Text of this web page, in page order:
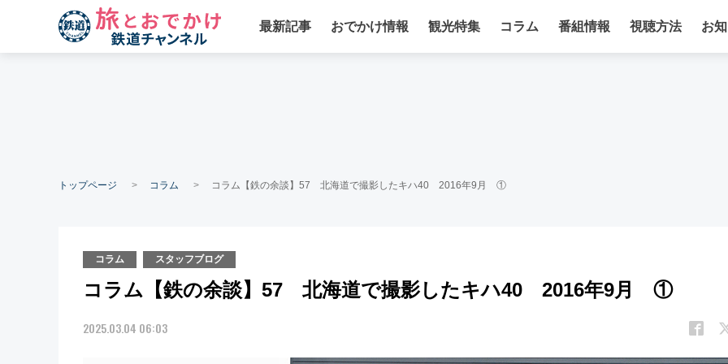
最新記事 おでかけ情報 観光特集 コラム 番組情報 視聴方法 お
トップページ コラム コラム【鉄の余談】57 北海道で撮影したキハ40 2016年9月 ①
コラム スタッフブログ
コラム【鉄の余談】57 北海道で撮影したキハ40 2016年9月 ①
2025.03.04 06:03